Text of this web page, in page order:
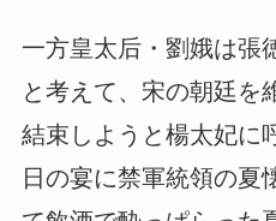
一方皇太后・劉娥は張
と考えて、宋の朝廷を
結束しようと楊太妃に
日の宴に禁軍統領の夏